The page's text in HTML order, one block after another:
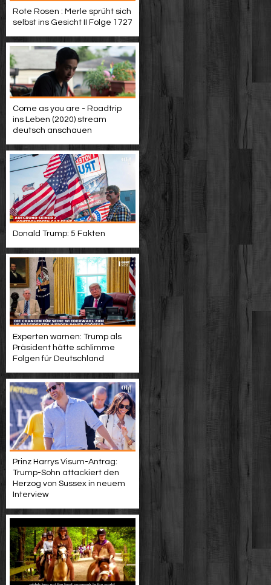
Rote Rosen : Merle sprüht sich
selbst ins Gesicht II Folge 1727
Come as you are - Roadtrip
ins Leben (2020) stream
deutsch anschauen
Donald Trump: 5 Fakten
Experten warnen: Trump als
Präsident hätte schlimme
Folgen für Deutschland
Prinz Harrys Visum-Antrag:
Trump-Sohn attackiert den
Herzog von Sussex in neuem
Interview